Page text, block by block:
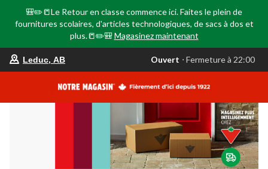
🎒✏️📒Le Retour en classe commence ici. Faites le plein de
fournitures scolaires, d'articles technologiques, de sacs à dos et
plus.📒✏️🎒 Magasinez maintenant
votre
est
AB,
Ouvert,
Fermeture
à
22:00
Leduc, AB Ouvert ⋅ Fermeture à 22:00